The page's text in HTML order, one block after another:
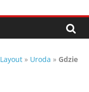
Layout » Uroda » Gdzie